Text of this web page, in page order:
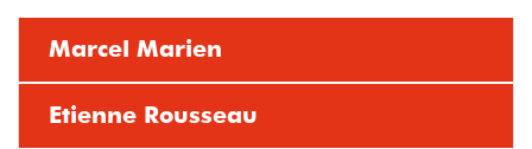
Marcel Marien
Etienne Rousseau